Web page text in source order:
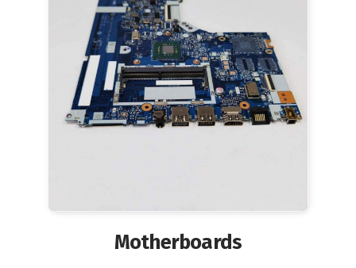
Motherboards